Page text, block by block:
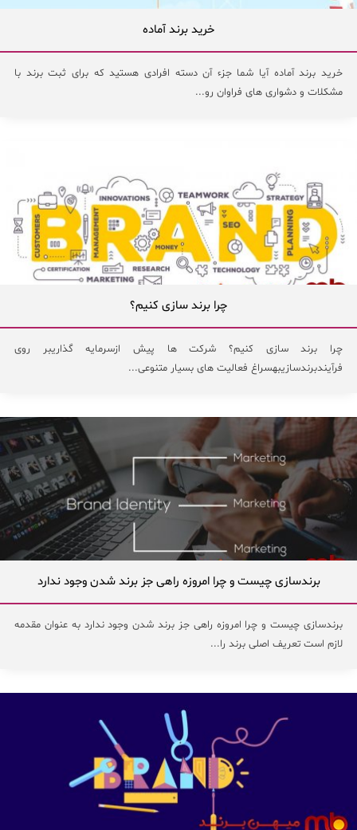
خرید برند آماده
خرید برند آماده آیا شما جزء آن دسته افرادی هستید که برای ثبت برند با
مشکلات و دشواری های فراوان رو...
چرا برند سازی کنیم؟
چرا برند سازی کنیم؟ شرکت ها پیش ازسرمایه گذاریبر روی
فرآیندبرندسازیبهسراغ فعالیت های بسیار متنوعی...
برندسازی چیست و چرا امروزه راهی جز برند شدن وجود ندارد
برندسازی چیست و چرا امروزه راهی جز برند شدن وجود ندارد به عنوان مقدمه
لازم است تعریف اصلی برند را...